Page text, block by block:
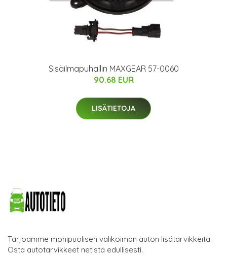
Sisäilmapuhallin MAXGEAR 57-0060
90.68 EUR
LISÄTIETOJA
Tarjoamme monipuolisen valikoiman auton lisätarvikkeita.
Osta autotarvikkeet netistä edullisesti.